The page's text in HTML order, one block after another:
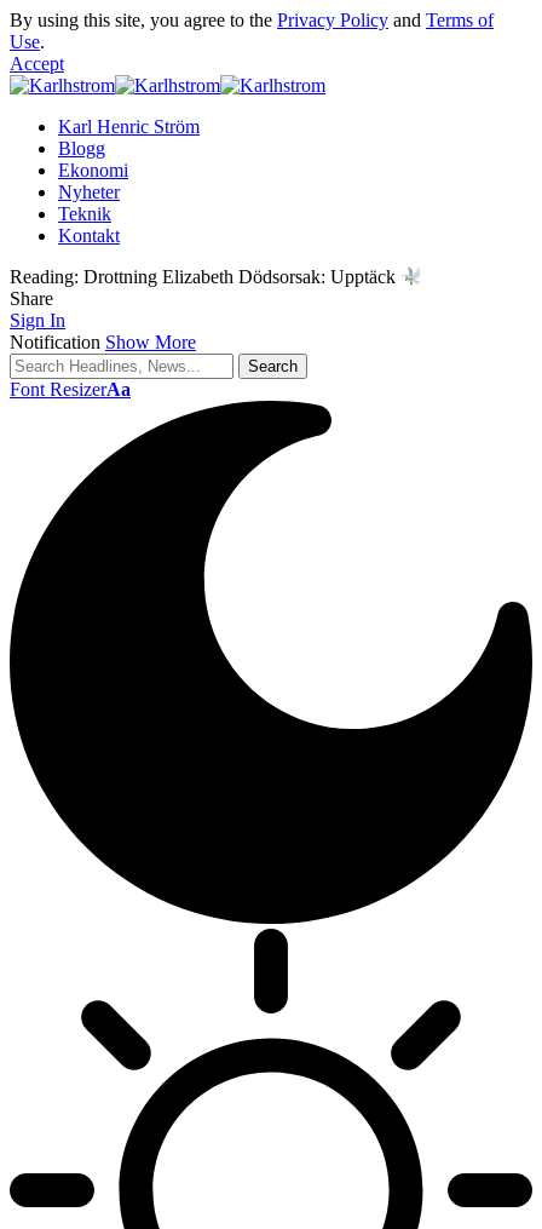
By using this site, you agree to the Privacy Policy and Terms of
Use.
Accept
Karl Henric Ström
Blogg
Ekonomi
Nyheter
Teknik
Kontakt
Reading: Drottning Elizabeth Dödsorsak: Upptäck
Share
Sign In
Notification Show More
Font ResizerAa